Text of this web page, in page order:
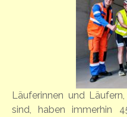
Läuferinnen und
sind, haben immerhin